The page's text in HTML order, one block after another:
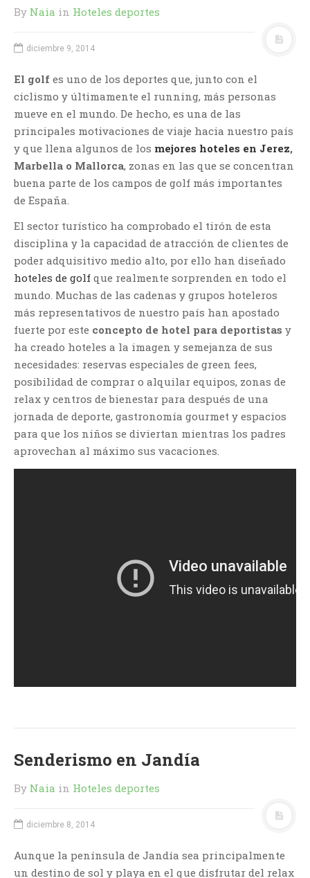
By Naia in Hoteles deportes
diciembre 9, 2014
El golf es uno de los deportes que, junto con el
ciclismo y últimamente el running, más personas
mueve en el mundo. De hecho, es una de las
principales motivaciones de viaje hacia nuestro país
y que llena algunos de los mejores hoteles en Jerez,
Marbella o Mallorca, zonas en las que se concentran
buena parte de los campos de golf más importantes
de España.
El sector turístico ha comprobado el tirón de esta
disciplina y la capacidad de atracción de clientes de
poder adquisitivo medio alto, por ello han diseñado
hoteles de golf que realmente sorprenden en todo el
mundo. Muchas de las cadenas y grupos hoteleros
más representativos de nuestro país han apostado
fuerte por este concepto de hotel para deportistas y
ha creado hoteles a la imagen y semejanza de sus
necesidades: reservas especiales de green fees,
posibilidad de comprar o alquilar equipos, zonas de
relax y centros de bienestar para después de una
jornada de deporte, gastronomía gourmet y espacios
para que los niños se diviertan mientras los padres
aprovechan al máximo sus vacaciones.
Senderismo en Jandía
By Naia in Hoteles deportes
diciembre 8, 2014
Aunque la península de Jandía sea principalmente
un destino de sol y playa en el que disfrutar del relax